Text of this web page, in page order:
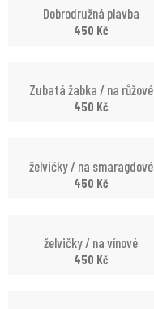
Dobrodružná plavba
450 Kč
Zubatá žabka / na růžové
450 Kč
želvičky / na smaragdové
450 Kč
želvičky / na vínové
450 Kč